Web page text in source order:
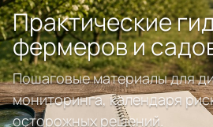
Практические
фермеров и
Пошаговые материалы для
мониторинга, календаря
осторожных решений.